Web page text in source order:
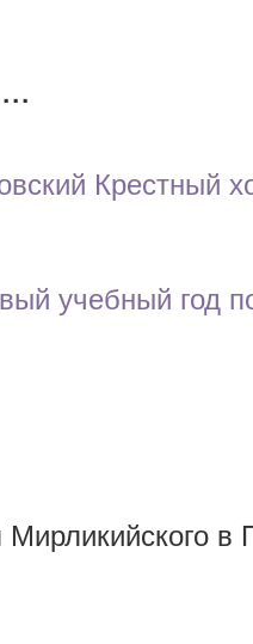
Крестный
учебный год
в